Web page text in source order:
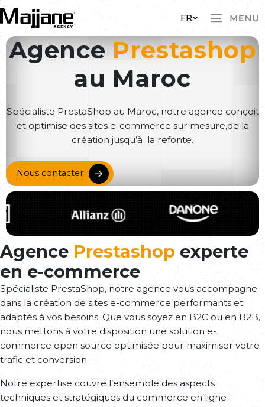
Skip to main content
FR
AgencePrestashop
au Maroc
Spécialiste PrestaShop au Maroc, notre agence conçoit
et optimise des sites e-commerce sur mesure,de la
création jusqu’à la refonte.
Nous contacter
Agence Prestashop experte
en e-commerce
Spécialiste PrestaShop, notre agence vous accompagne
dans la création de sites e-commerce performants et
adaptés à vos besoins. Que vous soyez en B2C ou en B2B,
nous mettons à votre disposition une solution e-
commerce open source optimisée pour maximiser votre
trafic et conversion.
Notre expertise couvre l’ensemble des aspects
techniques et stratégiques du commerce en ligne :